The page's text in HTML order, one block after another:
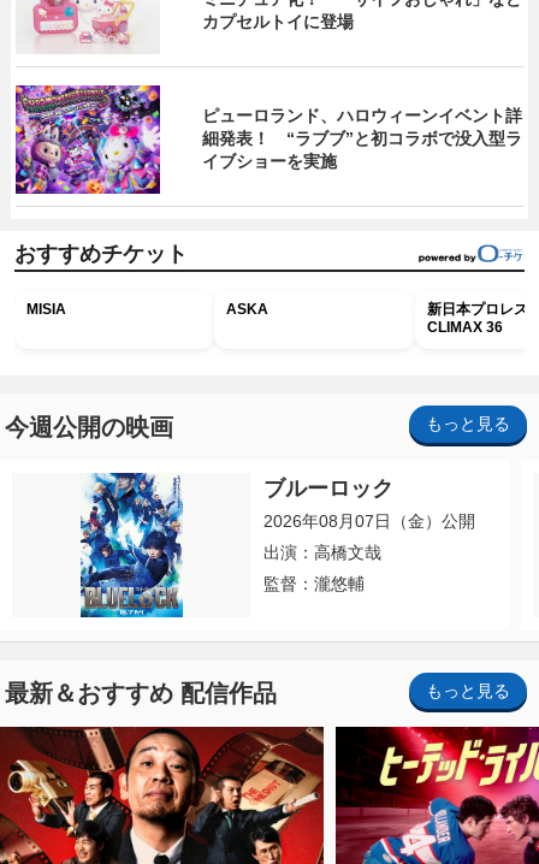
カプセルトイに登場
ピューロランド、ハロウィーンイベント詳
細発表！ “ラブブ”と初コラボで没入型ラ
イブショーを実施
おすすめチケット
MISIA ASKA
新日本プロレス
CLIMAX 36
今週公開の映画 もっと見る
ブルーロック
2026年08月07日（金）公開
出演：高橋文哉
監督：瀧悠輔
最新＆おすすめ 配信作品 もっと見る